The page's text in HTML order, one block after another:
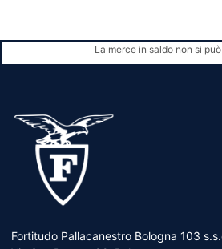
La merce in saldo non si
Fortitudo Pallacanestro Bologna 103